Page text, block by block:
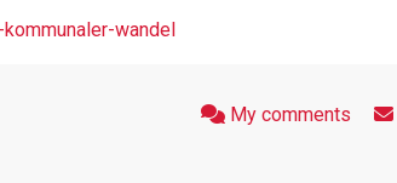
wandel
My comments